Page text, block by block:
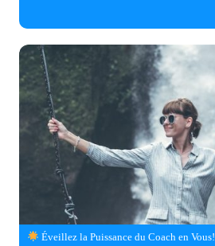
Éveillez la Puissance du Coach en Vous!